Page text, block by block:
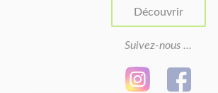
Découvrir
Suivez-nous ...